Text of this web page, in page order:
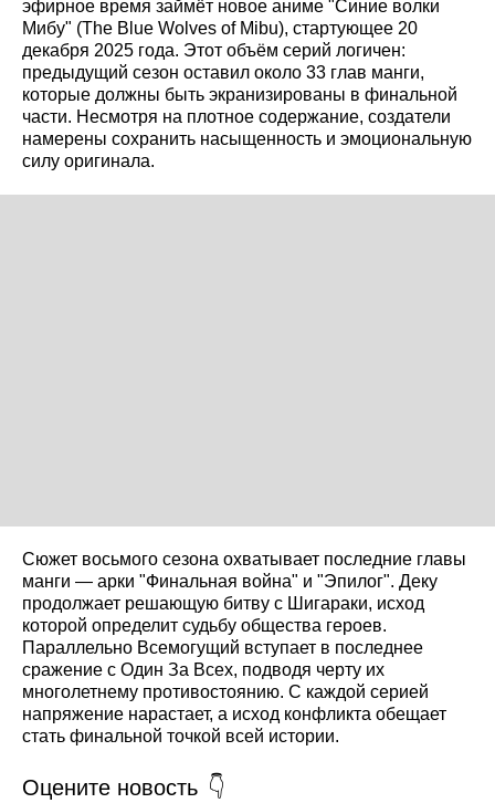
эфирное время займёт новое аниме "Синие волки
Мибу" (The Blue Wolves of Mibu), стартующее 20
декабря 2025 года. Этот объём серий логичен:
предыдущий сезон оставил около 33 глав манги,
которые должны быть экранизированы в финальной
части. Несмотря на плотное содержание, создатели
намерены сохранить насыщенность и эмоциональную
силу оригинала.
Сюжет восьмого сезона охватывает последние главы
манги — арки "Финальная война" и "Эпилог". Деку
продолжает решающую битву с Шигараки, исход
которой определит судьбу общества героев.
Параллельно Всемогущий вступает в последнее
сражение с Один За Всех, подводя черту их
многолетнему противостоянию. С каждой серией
напряжение нарастает, а исход конфликта обещает
стать финальной точкой всей истории.
Оцените новость